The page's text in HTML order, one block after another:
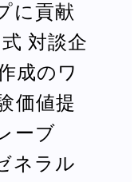
に貢献
対談企
成のワ
価値提
ーブ
ネラル